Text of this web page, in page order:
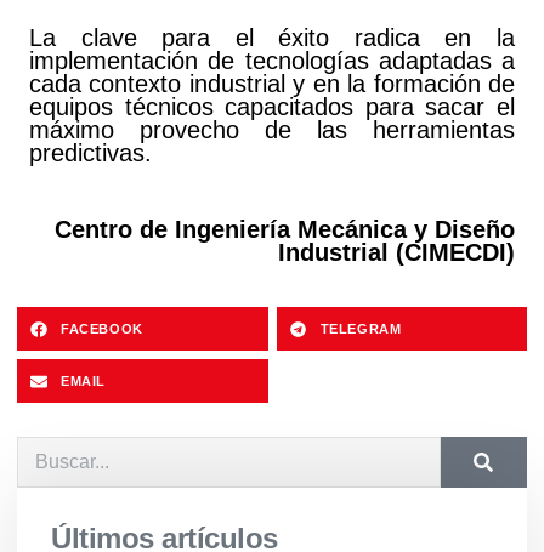
La clave para el éxito radica en la
implementación de tecnologías adaptadas a
cada contexto industrial y en la formación de
equipos técnicos capacitados para sacar el
máximo provecho de las herramientas
predictivas.
Centro de Ingeniería Mecánica y Diseño
Industrial (CIMECDI)
FACEBOOK TELEGRAM
EMAIL
Últimos artículos